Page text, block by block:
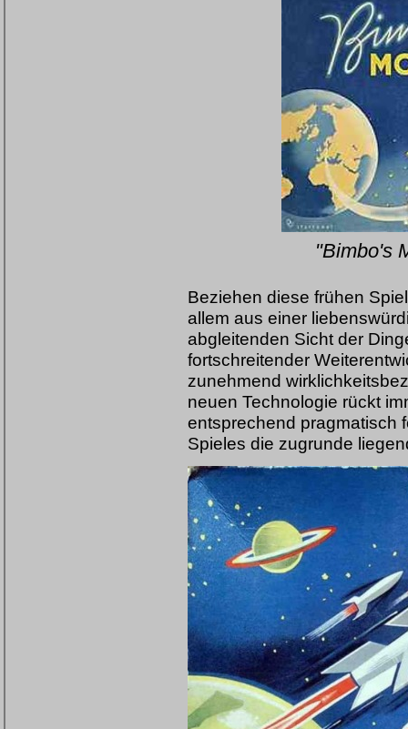
"Bimbo's
Beziehen diese frühen
allem aus einer
abgleitenden Sicht der
fortschreitender
zunehmend
neuen Technologie rückt
entsprechend pragmatisch
Spieles die zugrunde